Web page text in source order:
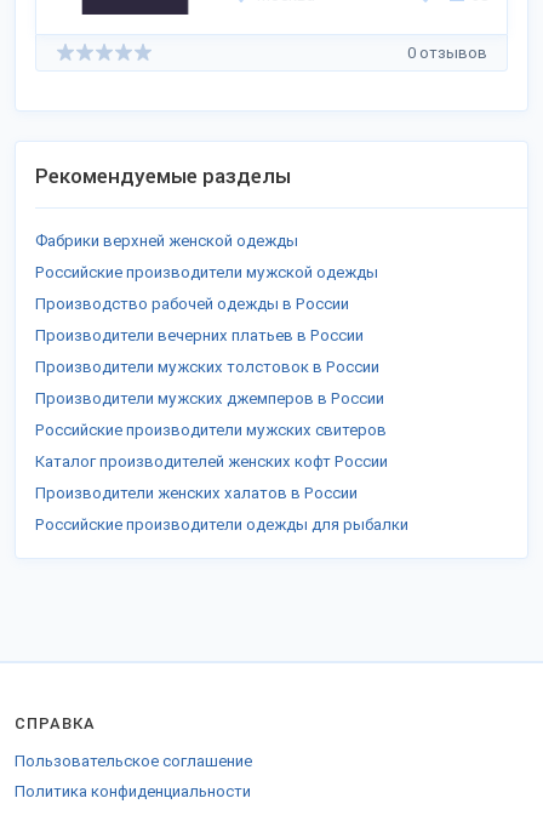
0 отзывов
Рекомендуемые разделы
Фабрики верхней женской одежды
Российские производители мужской одежды
Производство рабочей одежды в России
Производители вечерних платьев в России
Производители мужских толстовок в России
Производители мужских джемперов в России
Российские производители мужских свитеров
Каталог производителей женских кофт России
Производители женских халатов в России
Российские производители одежды для рыбалки
СПРАВКА
Пользовательское соглашение
Политика конфиденциальности